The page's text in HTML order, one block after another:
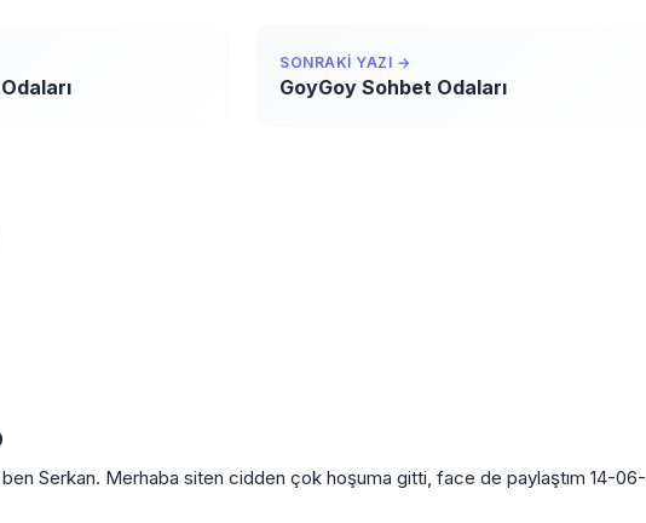
SONRAKI YAZI →
GoyGoy Sohbet Odaları
Serkan. Merhaba siten cidden çok hoşuma gitti, face de paylaştım 14-06-